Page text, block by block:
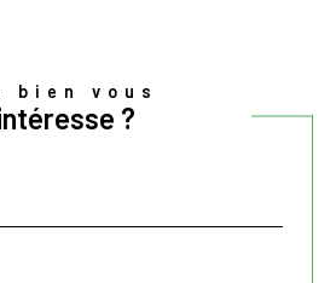
bien vous
?